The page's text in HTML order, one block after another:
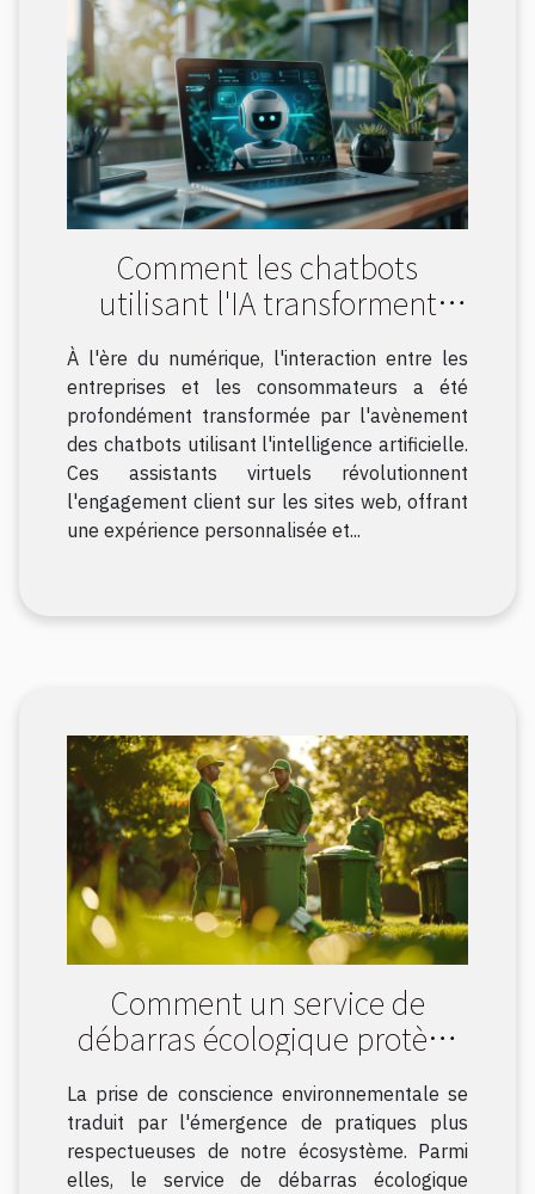
Comment les chatbots
utilisant l'IA transforment
sites web
À l'ère du numérique, l'interaction entre les
entreprises et les consommateurs a été
profondément transformée par l'avènement
des chatbots utilisant l'intelligence artificielle.
Ces assistants virtuels révolutionnent
l'engagement client sur les sites web, offrant
une expérience personnalisée et...
Comment un service de
débarras écologique protège
La prise de conscience environnementale se
traduit par l'émergence de pratiques plus
respectueuses de notre écosystème. Parmi
elles, le service de débarras écologique